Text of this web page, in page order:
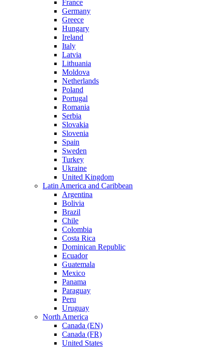
France
Germany
Greece
Hungary
Ireland
Italy
Latvia
Lithuania
Moldova
Netherlands
Poland
Portugal
Romania
Serbia
Slovakia
Slovenia
Spain
Sweden
Turkey
Ukraine
United Kingdom
Latin America and Caribbean
Argentina
Bolivia
Brazil
Chile
Colombia
Costa Rica
Dominican Republic
Ecuador
Guatemala
Mexico
Panama
Paraguay
Peru
Uruguay
North America
Canada (EN)
Canada (FR)
United States